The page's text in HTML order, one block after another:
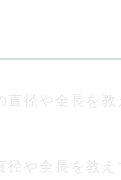
全長を教えて
径や全長を教
や全長を教え